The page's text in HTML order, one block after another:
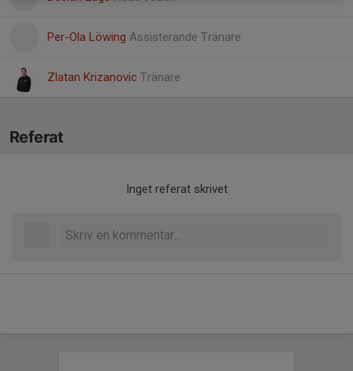
Per-Ola Löwing Assisterande Tränare
Zlatan Krizanovic Tränare
Referat
Inget referat skrivet